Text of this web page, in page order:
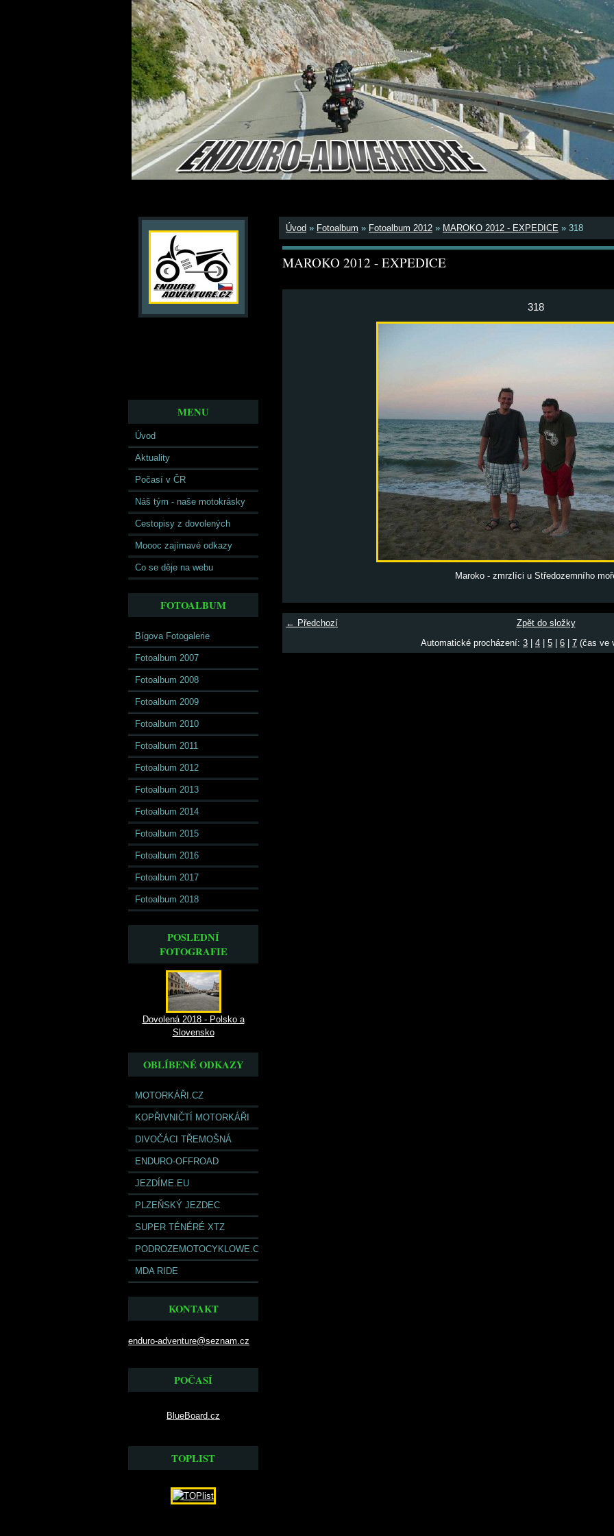
MENU
Úvod
Aktuality
Počasí v ČR
Náš tým - naše motokrásky
Cestopisy z dovolených
Moooc zajímavé odkazy
Co se děje na webu
FOTOALBUM
Bígova Fotogalerie
Fotoalbum 2007
Fotoalbum 2008
Fotoalbum 2009
Fotoalbum 2010
Fotoalbum 2011
Fotoalbum 2012
Fotoalbum 2013
Fotoalbum 2014
Fotoalbum 2015
Fotoalbum 2016
Fotoalbum 2017
Fotoalbum 2018
POSLEDNÍ
FOTOGRAFIE
Dovolená 2018 - Polsko a
Slovensko
OBLÍBENÉ ODKAZY
MOTORKÁŘI.CZ
KOPŘIVNIČTÍ MOTORKÁŘI
DIVOČÁCI TŘEMOŠNÁ
ENDURO-OFFROAD
JEZDÍME.EU
PLZEŇSKÝ JEZDEC
SUPER TÉNÉRÉ XTZ
PODROZEMOTOCYKLOWE.COM
MDA RIDE
KONTAKT
enduro-adventure@seznam.cz
POČASÍ
BlueBoard.cz
TOPLIST
Úvod » Fotoalbum » Fotoalbum 2012 » MAROKO 2012 - EXPEDICE » 318
MAROKO 2012 - EXPEDICE
318
Maroko - zmrzlíci u Středozemního
← Předchozí
Zpět do složky
Automatické procházení: 3 4 5 6 7 (čas ve